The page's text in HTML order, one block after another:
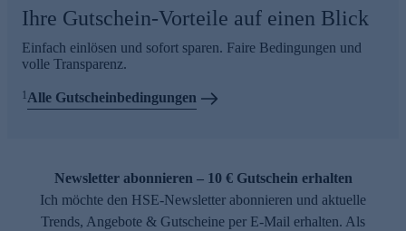
Ihre Gutschein-Vorteile auf einen Blick
Einfach einlösen und sofort sparen. Faire Bedingungen und
volle Transparenz.
1 Alle Gutscheinbedingungen
Newsletter abonnieren – 10 € Gutschein erhalten
Ich möchte den HSE-Newsletter abonnieren und aktuelle
Trends, Angebote & Gutscheine per E-Mail erhalten. Als